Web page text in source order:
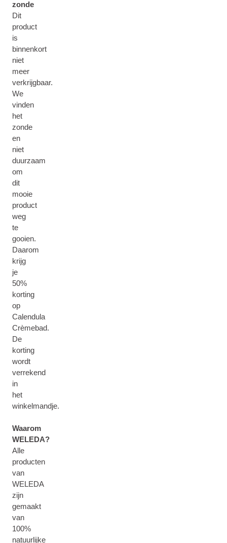
zonde
Dit
product
is
binnenkort
niet
meer
verkrijgbaar.
We
vinden
het
zonde
en
niet
duurzaam
om
dit
mooie
product
weg
te
gooien.
Daarom
krijg
je
50%
korting
op
Calendula
Crèmebad.
De
korting
wordt
verrekend
in
het
winkelmandje.
Waarom
WELEDA?
Alle
producten
van
WELEDA
zijn
gemaakt
van
100%
natuurlijke